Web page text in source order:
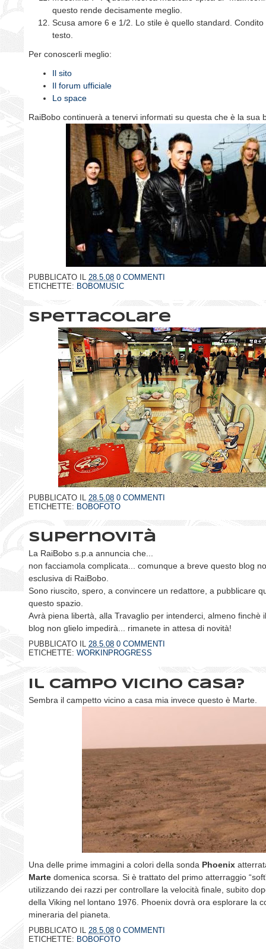
questo rende decisamente meglio.
Scusa amore 6 e 1/2. Lo stile è quello standard.
testo.
Per conoscerli meglio:
Il sito
Il forum ufficiale
Lo space
RaiBobo continuerà a tenervi informati su questa che è la sua
PUBBLICATO IL 28.5.08 0 COMMENTI
ETICHETTE: BOBOMUSIC
Spettacolare
PUBBLICATO IL 28.5.08 0 COMMENTI
ETICHETTE: BOBOFOTO
Supernovità
La RaiBobo s.p.a annuncia che...
non facciamola complicata... comunque a breve questo blog
esclusiva di RaiBobo.
Sono riuscito, spero, a convincere un redattore, a pubblicare
questo spazio.
Avrà piena libertà, alla Travaglio per intenderci, almeno finchè
blog non glielo impedirà... rimanete in attesa di novità!
PUBBLICATO IL 28.5.08 0 COMMENTI
ETICHETTE: WORKINPROGRESS
Il campo vicino casa?
Sembra il campetto vicino a casa mia invece questo è Marte.
Una delle prime immagini a colori della sonda Phoenix
Marte domenica scorsa. Si è trattato del primo atterraggio
utilizzando dei razzi per controllare la velocità finale, subito
della Viking nel lontano 1976. Phoenix dovrà ora esplorare la
mineraria del pianeta.
PUBBLICATO IL 28.5.08 0 COMMENTI
ETICHETTE: BOBOFOTO